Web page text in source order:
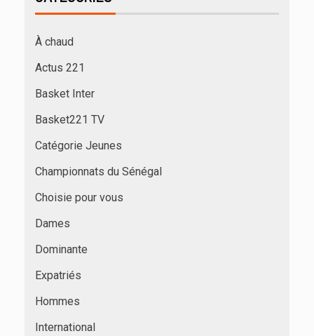
À chaud
Actus 221
Basket Inter
Basket221 TV
Catégorie Jeunes
Championnats du Sénégal
Choisie pour vous
Dames
Dominante
Expatriés
Hommes
International